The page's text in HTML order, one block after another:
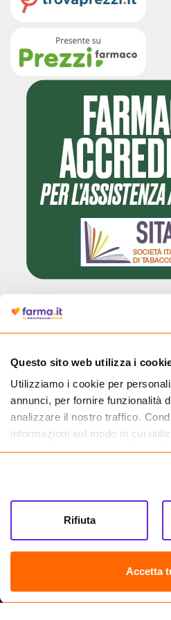
Questo sito web utilizza i
Utilizziamo i cookie per
annunci, per fornire funzionalità
analizzare il nostro traffico.
informazioni sul modo in cui
partner che si occupano di
informazioni che hai fornito loro
tuo utilizzo dei loro servizi.
Accetta
Rifiuta
autorizzata dal Ministero della Salute a
Farma.it S.a.s. P. IVA 07417261216 REA: NA-